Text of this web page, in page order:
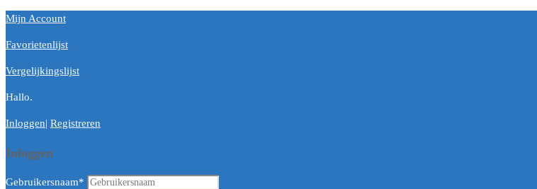
Mijn Account
Favorietenlijst
Vergelijkingslijst
Hallo.
Inloggen| Registreren
Inloggen
Gebruikersnaam*